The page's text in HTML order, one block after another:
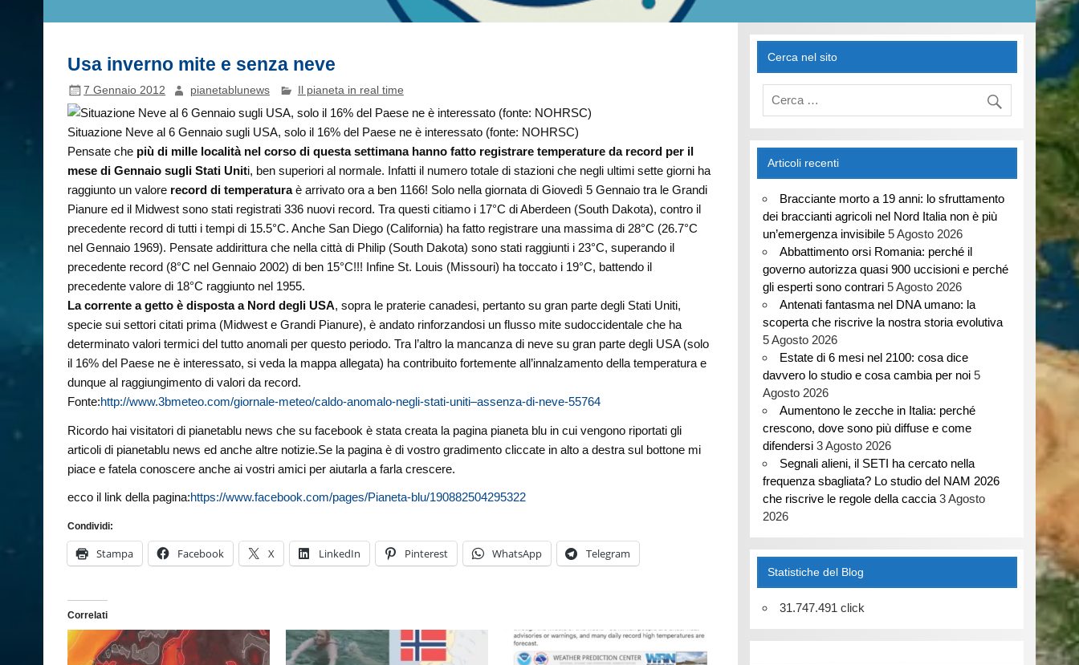
Usa inverno mite e senza neve
7 Gennaio 2012 pianetablunews Il pianeta in real time
Situazione Neve al 6 Gennaio sugli USA, solo il 16% del Paese ne è interessato (fonte: NOHRSC)
Pensate che più di mille località nel corso di questa settimana hanno fatto registrare temperature da record per il
mese di Gennaio sugli Stati Uniti, ben superiori al normale. Infatti il numero totale di stazioni che negli ultimi sette giorni ha
raggiunto un valore record di temperaturaè arrivato ora a ben 1166! Solo nella giornata di Giovedì 5 Gennaio tra le Grandi
Pianure ed il Midwest sono stati registrati 336 nuovi record. Tra questi citiamo i 17°C di Aberdeen (South Dakota), contro il
precedente record di tutti i tempi di 15.5°C. Anche San Diego (California) ha fatto registrare una massima di 28°C (26.7°C
nel Gennaio 1969). Pensate addirittura che nella città di Philip (South Dakota) sono stati raggiunti i 23°C, superando il
precedente record (8°C nel Gennaio 2002) di ben 15°C!!! Infine St. Louis (Missouri) ha toccato i 19°C, battendo il
precedente valore di 18°C raggiunto nel 1955.
La corrente a getto è disposta a Nord degli USA, sopra le praterie canadesi, pertanto su gran parte degli Stati Uniti,
specie sui settori citati prima (Midwest e Grandi Pianure), è andato rinforzandosi un flusso mite sudoccidentale che ha
determinato valori termici del tutto anomali per questo periodo. Tra l’altro la mancanza di neve su gran parte degli USA (solo
il 16% del Paese ne è interessato, si veda la mappa allegata) ha contribuito fortemente all’innalzamento della temperatura e
dunque al raggiungimento di valori da record.
Fonte:http://www.3bmeteo.com/giornale-meteo/caldo-anomalo-negli-stati-uniti–assenza-di-neve-55764
Ricordo hai visitatori di pianetablu news che su facebook è stata creata la pagina pianeta blu in cui vengono riportati gli
articoli di pianetablu news ed anche altre notizie.Se la pagina è di vostro gradimento cliccate in alto a destra sul bottone mi
piace e fatela conoscere anche ai vostri amici per aiutarla a farla crescere.
ecco il link della pagina:https://www.facebook.com/pages/Pianeta-blu/190882504295322
Condividi:
Stampa Facebook X LinkedIn Pinterest WhatsApp Telegram
Correlati
Cerca nel sito
Articoli recenti
Bracciante morto a 19 anni: lo sfruttamento
dei braccianti agricoli nel Nord Italia non è più
un’emergenza invisibile 5 Agosto 2026
Abbattimento orsi Romania: perché il
governo autorizza quasi 900 uccisioni e perché
gli esperti sono contrari 5 Agosto 2026
Antenati fantasma nel DNA umano: la
scoperta che riscrive la nostra storia evolutiva
5 Agosto 2026
Estate di 6 mesi nel 2100: cosa dice
davvero lo studio e cosa cambia per noi 5
Agosto 2026
Aumentono le zecche in Italia: perché
crescono, dove sono più diffuse e come
difendersi 3 Agosto 2026
Segnali alieni, il SETI ha cercato nella
frequenza sbagliata? Lo studio del NAM 2026
che riscrive le regole della caccia 3 Agosto
2026
Statistiche del Blog
31.747.491 click